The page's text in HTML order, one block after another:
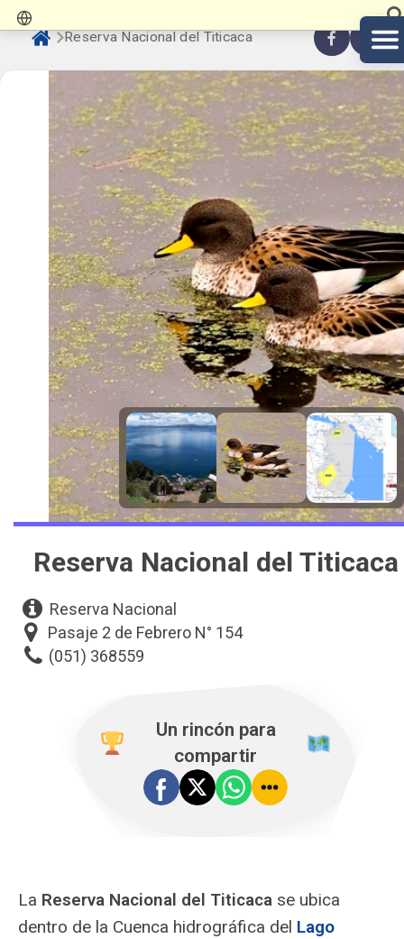
Reserva Nacional del Titicaca
Reserva Nacional del Titicaca
Reserva Nacional
Pasaje 2 de Febrero N° 154
(051) 368559
Un rincón para
compartir
La Reserva Nacional del Titicaca se ubica
dentro de la Cuenca hidrográfica del Lago